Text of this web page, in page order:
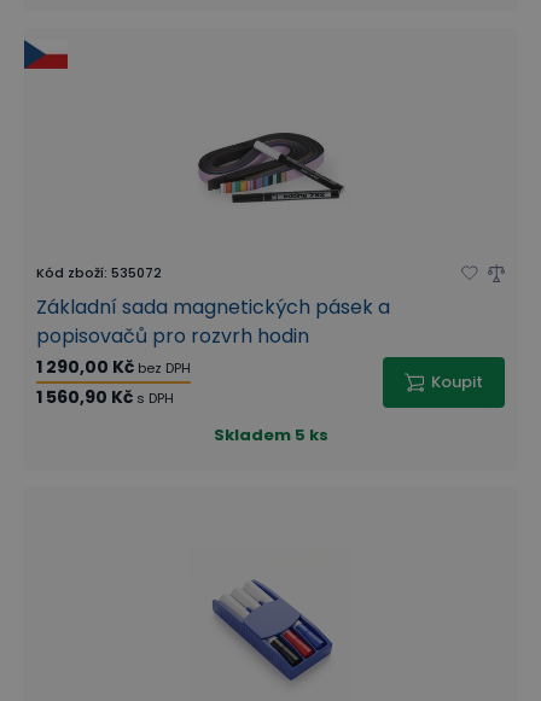
Kód zboží: 535072
Základní sada magnetických pásek a
popisovačů pro rozvrh hodin
1 290,00 Kč bez DPH
1 560,90 Kč s DPH
Koupit
Skladem 5 ks